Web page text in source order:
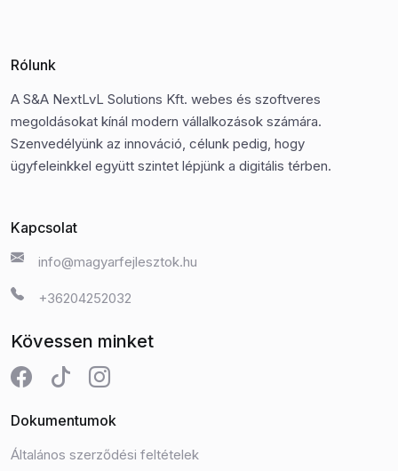
Rólunk
A S&A NextLvL Solutions Kft. webes és szoftveres
megoldásokat kínál modern vállalkozások számára.
Szenvedélyünk az innováció, célunk pedig, hogy
ügyfeleinkkel együtt szintet lépjünk a digitális térben.
Kapcsolat
info@magyarfejlesztok.hu
+36204252032
Kövessen minket
Dokumentumok
Általános szerződési feltételek